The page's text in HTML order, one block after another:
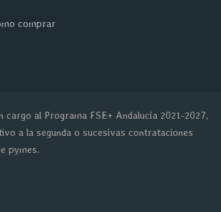
comprar
al Programa FSE+ Andalucía 2021-2027,
a la segunda o sucesivas contrataciones
pymes.